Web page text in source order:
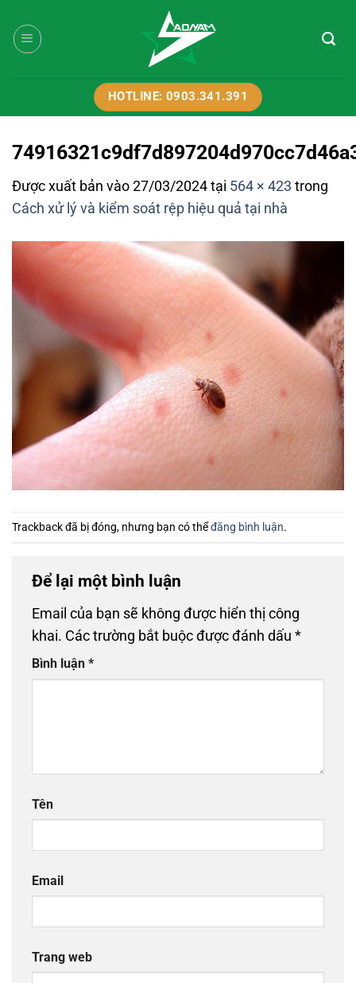
qua
nội
HOTLINE: 0903.341.391
Được xuất bản vào 27/03/2024 tại 564 × 423 trong
Cách xử lý và kiểm soát rệp hiệu quả tại nhà
Trackback đã bị đóng, nhưng bạn có thểđăng bình luận.
Để lại một bình luận
Email của bạn sẽ không được hiển thị công
khai. Các trường bắt buộc được đánh dấu *
Bình luận *
Tên
Email
Trang web